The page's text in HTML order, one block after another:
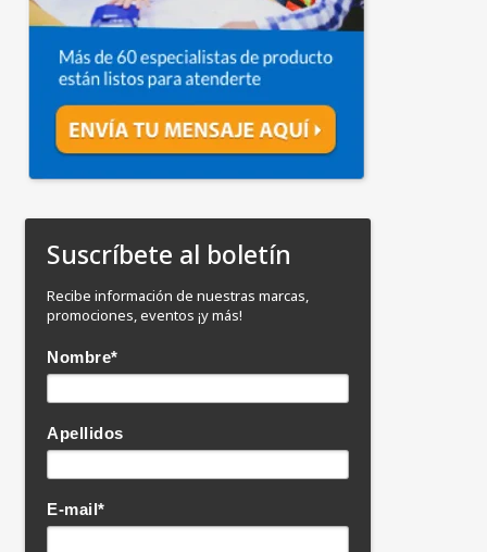
Suscríbete al boletín
Recibe información de nuestras marcas,
promociones, eventos ¡y más!
Nombre*
Apellidos
E-mail*